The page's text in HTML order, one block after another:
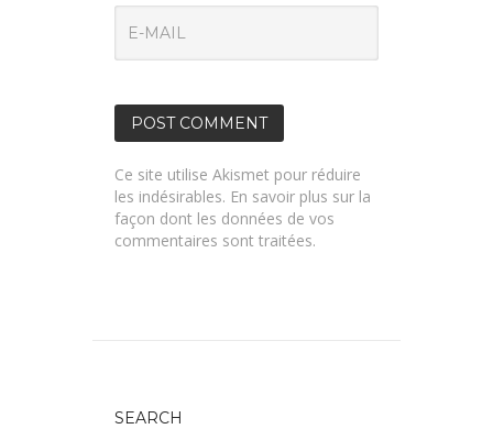
Ce site utilise Akismet pour réduire
les indésirables. En savoir plus sur la
façon dont les données de vos
commentaires sont traitées.
SEARCH